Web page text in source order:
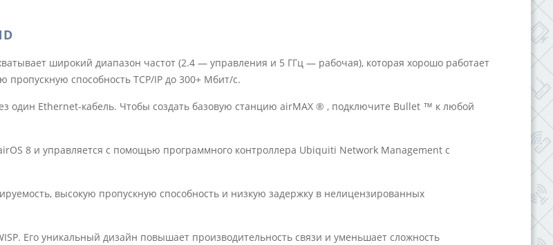
широкий диапазон частот (2.4 — управления и 5 ГГц — рабочая), которая хорошо работает
пропускную способность TCP/IP до 300+ Мбит/с.
один Ethernet-кабель. Чтобы создать базовую станцию airMAX ® , подключите Bullet ™ к любой
8 и управляется с помощью программного контроллера Ubiquiti Network Management с
высокую пропускную способность и низкую задержку в нелицензированных
Его уникальный дизайн повышает производительность связи и уменьшает сложность